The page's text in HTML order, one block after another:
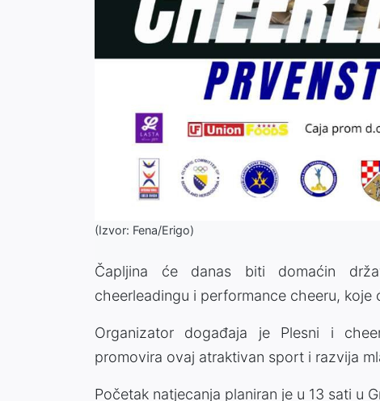
(Izvor: Fena/Erigo)
Čapljina će danas biti domaćin
cheerleadingu i performance cheeru,
Organizator događaja je Plesni i
promovira ovaj atraktivan sport i razvija
Početak natjecanja planiran je u 13 sati u